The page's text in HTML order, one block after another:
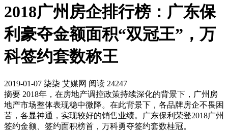
2018广州房企排行榜：广东保
利豪夺金额面积“双冠王”，万
科签约套数称王
2019-01-07 柒柒 艾媒网 阅读 24247
摘要 2018年，在房地产调控政策持续深化的背景下，广州房
地产市场整体表现稳中微降。在此背景下，各品牌房企不畏困
苦，各显神通，实现较好的销售业绩。广东保利荣登2018广州
签约金额、签约面积榜首，万科勇夺签约套数桂冠。